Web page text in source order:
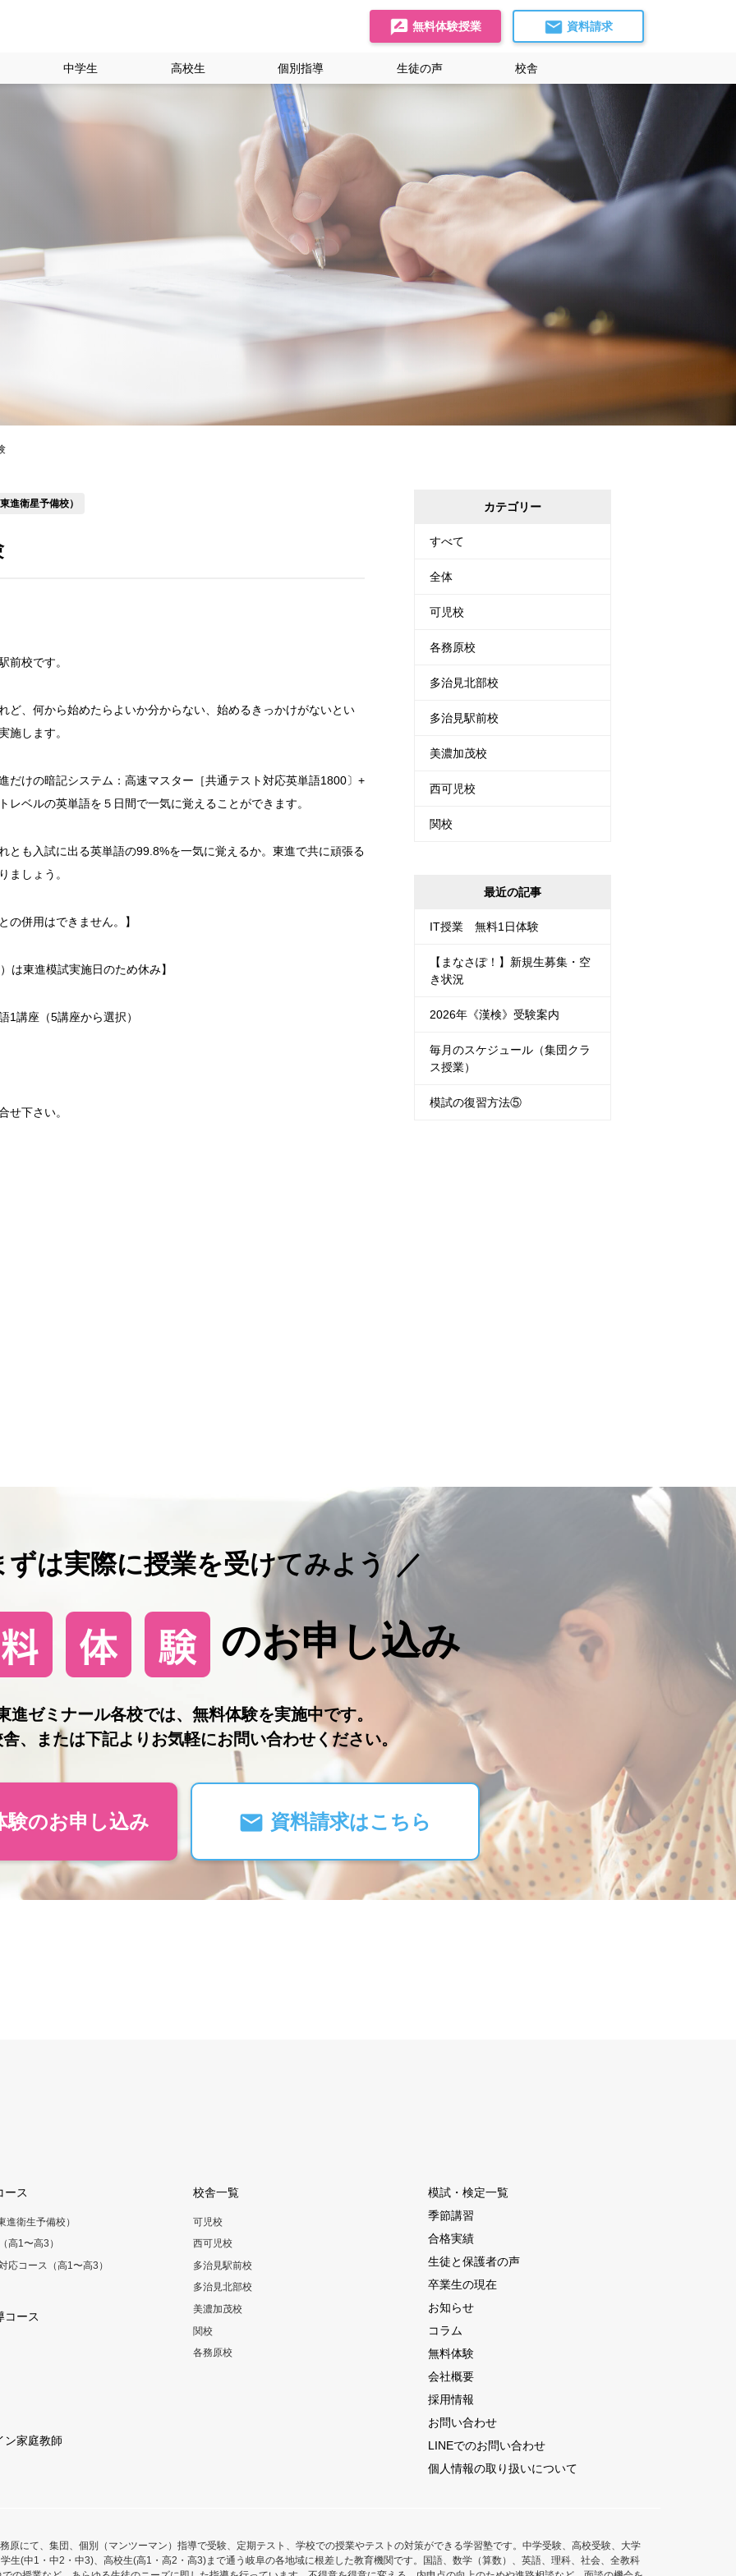
無料体験授業 資料請求
中学生 高校生 個別指導 生徒の声 校舎
進衛星予備校）
校です。
ど、何から始めたらよいか分からない、始めるきっかけがないとい
施します。
だけの暗記システム：高速マスター［共通テスト対応英単語1800〕+
ベルの英単語を５日間で一気に覚えることができます。
とも入試に出る英単語の99.8%を一気に覚えるか。東進で共に頑張る
ましょう。
併用はできません。】
東進模試実施日のため休み】
講座（5講座から選択）
下さい。
カテゴリー
すべて
全体
可児校
各務原校
多治見北部校
多治見駅前校
美濃加茂校
西可児校
関校
最近の記事
IT授業 無料1日体験
【まなさぽ！】新規生募集・空
き状況
2026年《漢検》受験案内
毎月のスケジュール（集団クラ
ス授業）
模試の復習方法⑤
ずは実際に授業を受けてみよう
のお申し込み
進ゼミナール各校では、無料体験を実施中です。
、または下記よりお気軽にお問い合わせください。
のお申し込み 資料請求はこちら
ース
進衛生予備校）
高1〜高3）
応コース（高1〜高3）
コース
ン家庭教師
校舎一覧
可児校
西可児校
多治見駅前校
多治見北部校
美濃加茂校
関校
各務原校
模試・検定一覧
季節講習
合格実績
生徒と保護者の声
卒業生の現在
お知らせ
コラム
無料体験
会社概要
採用情報
お問い合わせ
LINEでのお問い合わせ
個人情報の取り扱いについて
原にて、集団、個別（マンツーマン）指導で受験、定期テスト、学校での授業やテストの対策ができる学習塾です。中学受験、高校受験、大学
生(中1・中2・中3)、高校生(高1・高2・高3)まで通う岐阜の各地域に根差した教育機関です。国語、数学（算数）、英語、理科、社会、全教科